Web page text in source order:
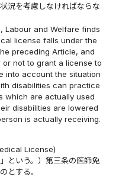
況を考慮しなければならな
Labour and Welfare finds
license falls under the
preceding Article, and
not to grant a license to
into account the situation
disabilities can practice
which are actually used
disabilities are lowered
is actually receiving.
License)
」という。）第三条の医師免
とする。